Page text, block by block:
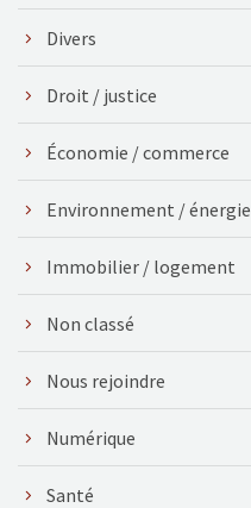
Divers
Droit / justice
Économie / commerce
Environnement / énergie
Immobilier / logement
Non classé
Nous rejoindre
Numérique
Santé